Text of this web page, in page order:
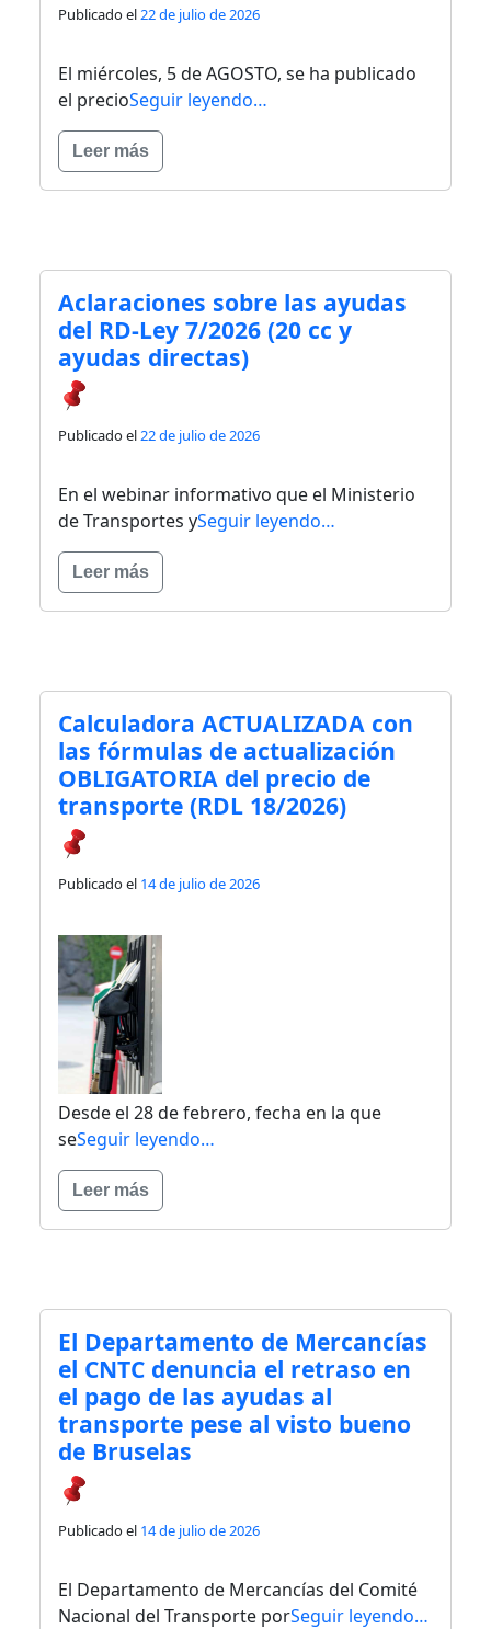
Publicado el22 de julio de 2026
El miércoles, 5 de AGOSTO, se ha publicado
el precioSeguir leyendo…
Leer más
Aclaraciones sobre las ayudas
del RD-Ley 7/2026 (20 cc y
ayudas directas)
Publicado el22 de julio de 2026
En el webinar informativo que el Ministerio
de Transportes ySeguir leyendo…
Leer más
Calculadora ACTUALIZADA con
las fórmulas de actualización
OBLIGATORIA del precio de
transporte (RDL 18/2026)
Publicado el 14 de julio de 2026
Desde el 28 de febrero, fecha en la que
seSeguir leyendo…
Leer más
El Departamento de Mercancías
el CNTC denuncia el retraso en
el pago de las ayudas al
transporte pese al visto bueno
de Bruselas
Publicado el 14 de julio de 2026
El Departamento de Mercancías del Comité
Nacional del Transporte porSeguir leyendo…